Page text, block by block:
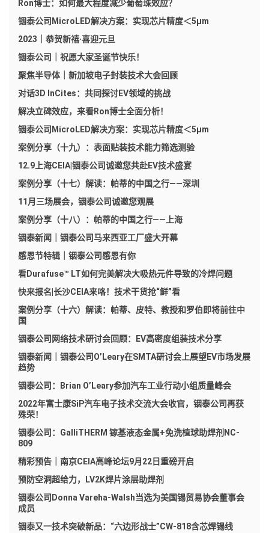
Ron博士：如何最大程度减少葡萄珠效应？
铟泰公司MicroLED解决方案：实现芯片精度＜5μm
2023｜恭贺新禧·喜迎元旦
铟泰公司｜祝愿大家圣诞节快乐！
聚焦半导体｜新加坡电子封装技术大会回顾
对话3D InCites：共同探讨EV领域的挑战
解决立碑效应，来看Ron博士全面分析！
铟泰公司MicroLED解决方案：实现芯片精度＜5μm
案例分享（十九）：表面贴装技术能力筛选测验
12.9上海CEIA|铟泰公司诚邀您共赴EV技术盛宴
案例分享（十七）解读：帕蒂的中国之行——深圳
11月三场展会，铟泰公司诚邀您观展
案例分享（十八）：帕蒂的中国之行——上海
铟泰新闻｜铟泰公司马来西亚工厂盛大开幕
感恩节特辑｜铟泰公司感恩有你
看Durafuse™ LT如何完美解决大吸热元件导致的冷焊问题
快来报名|长沙CEIA来咯！技术干货抢“鲜”看
案例分享（十六）解读：帕蒂、皮特、教授和罗伯即将前往中
国
铟泰公司网络技术研讨会回顾：EV高密度组装技术分享
铟泰新闻｜铟泰公司O’Leary在SMTA研讨会上展望EV市场发展
趋势
铟泰公司：Brian O’Leary参加汽车工业行动小组质量峰会
2022年富士康SiP汽车电子技术交流大会收官，铟泰公司再获
殊荣！
铟泰公司：GalliTHERM 镓基液态金属+免洗植球助焊剂NC-
809
精彩预告｜南京CEIA高峰论坛9月22日重磅开启
预防空洞超给力，LV2K焊片涂层助焊剂
铟泰公司Donna Vareha-Walsh当选为美国锡贸易协会董事会
成员
铟泰又一技术突破新品：“六边形战士”CW-818含芯焊锡线